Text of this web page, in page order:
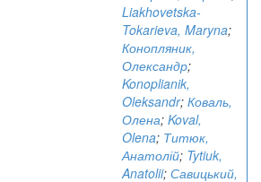
Liakhovetska-
Tokarieva, Maryna;
Конопляник,
Олександр;
Konoplianik,
Oleksandr; Коваль,
Олена; Koval,
Olena; Титюк,
Анатолій; Tytiuk,
Anatolii; Савицький,